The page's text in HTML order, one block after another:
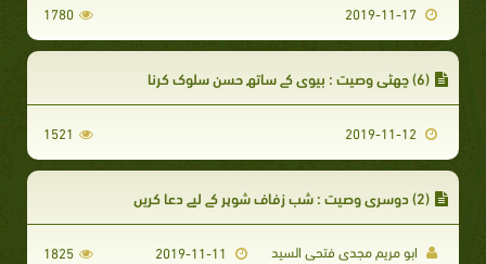
1780
(6) چھٹی وصیت : بیوی کے ساتھ حسن سلوک کرنا
1521
(2) دوسری وصیت : شب زفاف شوہر کے لیے دعا کریں
ابو مریم مجدی فتحی السید 1825